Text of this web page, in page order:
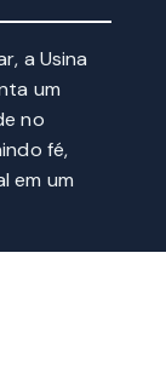
a Usina
um
no
fé,
em um